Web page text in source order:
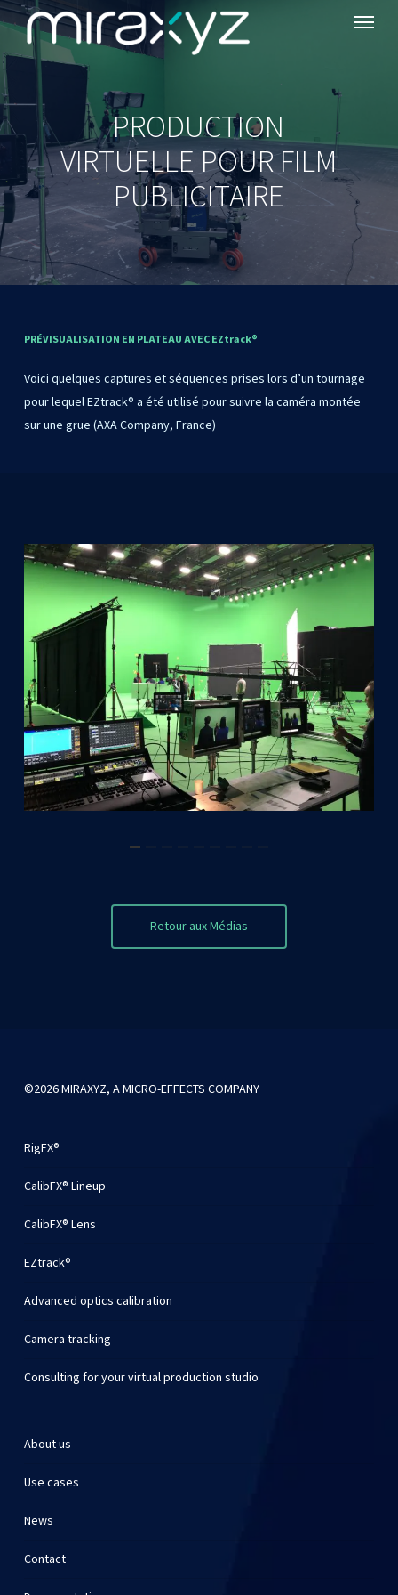
Skip
main
content
Menu
PRODUCTION
VIRTUELLE POUR FILM
PUBLICITAIRE
PRÉVISUALISATION EN PLATEAU AVEC EZtrack®
Voici quelques captures et séquences prises lors d’un tournage
pour lequel EZtrack® a été utilisé pour suivre la caméra montée
sur une grue (AXA Company, France)
Retour aux Médias
©2026 MIRAXYZ, A MICRO-EFFECTS COMPANY
RigFX®
CalibFX® Lineup
CalibFX® Lens
EZtrack®
Advanced optics calibration
Camera tracking
Consulting for your virtual production studio
About us
Use cases
News
Contact